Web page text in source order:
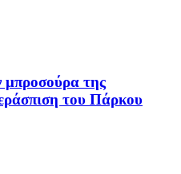
μπροσούρα της
του Πάρκου